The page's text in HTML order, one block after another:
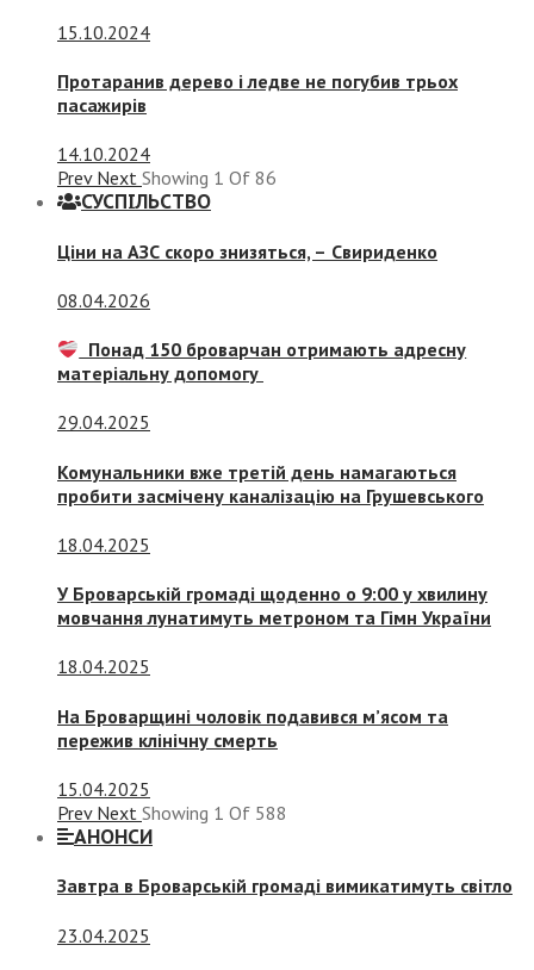
15.10.2024
Протаранив дерево і ледве не погубив трьох
пасажирів
14.10.2024
Prev Next Showing 1 Of 86
СУСПIЛЬСТВО
Ціни на АЗС скоро знизяться, – Свириденко
08.04.2026
Понад 150 броварчан отримають адресну
матеріальну допомогу
29.04.2025
Комунальники вже третій день намагаються
пробити засмічену каналізацію на Грушевського
18.04.2025
У Броварській громаді щоденно о 9:00 у хвилину
мовчання лунатимуть метроном та Гімн України
18.04.2025
На Броварщині чоловік подавився м’ясом та
пережив клінічну смерть
15.04.2025
Prev Next Showing 1 Of 588
АНОНСИ
Завтра в Броварській громаді вимикатимуть світло
23.04.2025